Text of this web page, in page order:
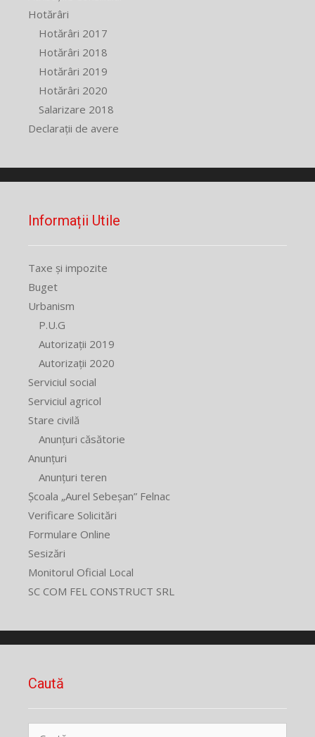
Hotărâri
Hotărâri 2017
Hotărâri 2018
Hotărâri 2019
Hotărâri 2020
Salarizare 2018
Declarații de avere
Informații Utile
Taxe și impozite
Buget
Urbanism
P.U.G
Autorizații 2019
Autorizații 2020
Serviciul social
Serviciul agricol
Stare civilă
Anunțuri căsătorie
Anunțuri
Anunțuri teren
Școala „Aurel Sebeșan” Felnac
Verificare Solicitări
Formulare Online
Sesizări
Monitorul Oficial Local
SC COM FEL CONSTRUCT SRL
Caută